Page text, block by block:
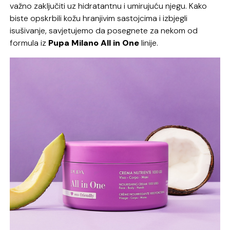
važno zaključiti uz hidratantnu i umirujuću njegu. Kako
biste opskrbili kožu hranjivim sastojcima i izbjegli
isušivanje, savjetujemo da posegnete za nekom od
formula iz Pupa Milano All in Onelinije.